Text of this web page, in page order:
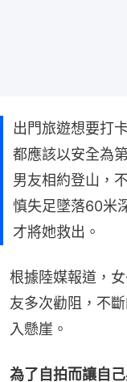
出門旅遊想要打
都應該以安全為
男友相約登山，
慎失足墜落60米
才將她救出。
根據陸媒報道，
友多次勸阻，不
入懸崖。
為了自拍而讓自